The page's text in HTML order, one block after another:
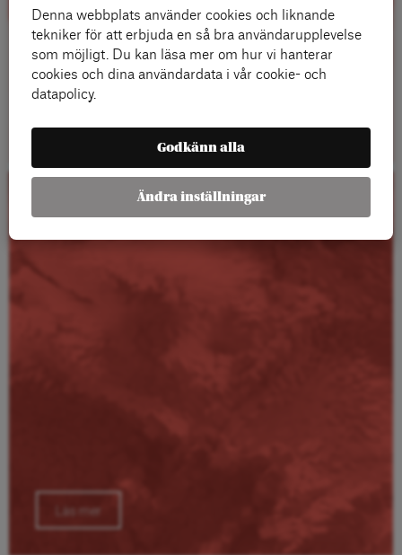
Kalender
Läs mer
Denna webbplats använder cookies och liknande
tekniker för att erbjuda en så bra användarupplevelse
som möjligt. Du kan läsa mer om hur vi hanterar
cookies och dina användardata i vår cookie- och
datapolicy.
Godkänn alla
Ändra inställningar